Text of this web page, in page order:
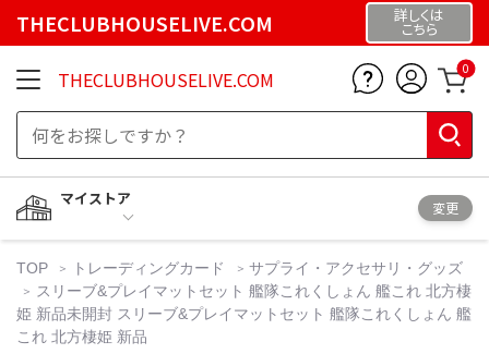
THECLUBHOUSELIVE.COM 詳しくは
こちら
THECLUBHOUSELIVE.COM 0
マイストア
変更
TOP トレーディングカード
サプライ・アクセサリ・グッズ
スリーブ&プレイマットセット 艦隊これくしょん 艦これ 北方棲
姫 新品未開封 スリーブ&プレイマットセット 艦隊これくしょん 艦
これ 北方棲姫 新品